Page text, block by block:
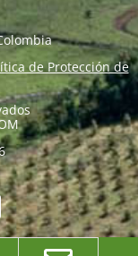
de Protección de